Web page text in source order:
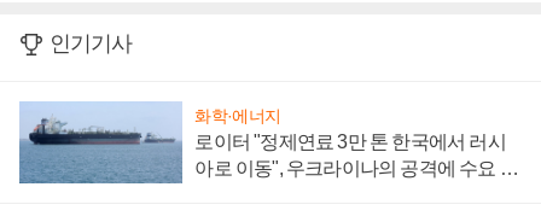
인기기사
화학·에너지
로이터 "정제연료 3만 톤 한국에서 러시
아로 이동", 우크라이나의 공격에 수요 늘